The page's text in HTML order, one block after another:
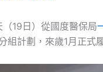
19日）從國度醫保局
組計劃，來歲1月正式